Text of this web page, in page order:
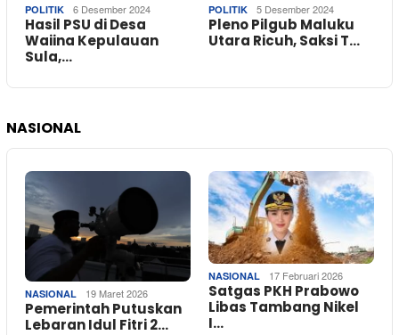
POLITIK 6 Desember 2024
Hasil PSU di Desa
Waiina Kepulauan
Sula,…
POLITIK 5 Desember 2024
Pleno Pilgub Maluku
Utara Ricuh, Saksi T…
NASIONAL
NASIONAL 19 Maret 2026
Pemerintah Putuskan
Lebaran Idul Fitri 2…
NASIONAL 17 Februari 2026
Satgas PKH Prabowo
Libas Tambang Nikel
I…